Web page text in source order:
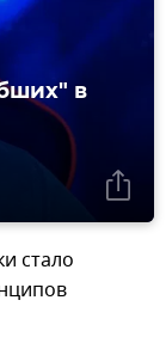
в
стало